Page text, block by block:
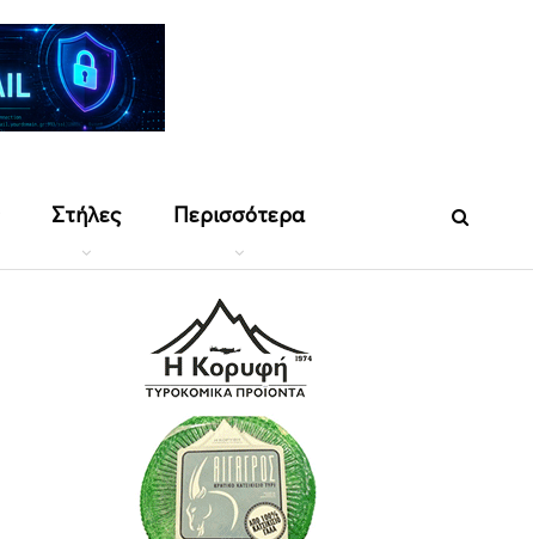
Στήλες Περισσότερα